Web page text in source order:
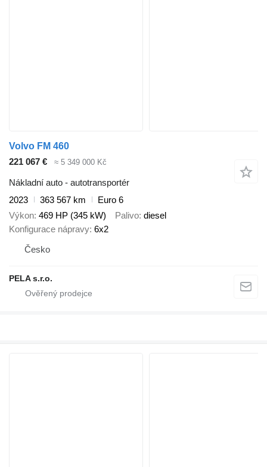
Volvo FM 460
221 067 €
≈ 5 349 000 Kč
Nákladní auto - autotransportér
2023
363 567 km
Euro 6
Výkon 469 HP (345 kW) Palivo diesel
Konfigurace nápravy 6x2
Česko
PELA s.r.o.